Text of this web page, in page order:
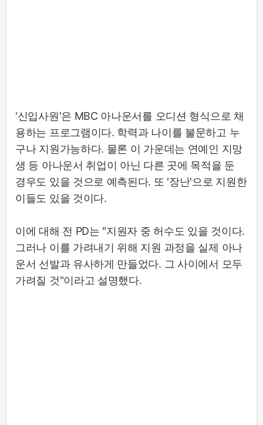
'신입사원'은 MBC 아나운서를 오디션 형식으로 채
용하는 프로그램이다. 학력과 나이를 불문하고 누
구나 지원가능하다. 물론 이 가운데는 연예인 지망
생 등 아나운서 취업이 아닌 다른 곳에 목적을 둔
경우도 있을 것으로 예측된다. 또 '장난'으로 지원한
이들도 있을 것이다.
이에 대해 전 PD는 "지원자 중 허수도 있을 것이다.
그러나 이를 가려내기 위해 지원 과정을 실제 아나
운서 선발과 유사하게 만들었다. 그 사이에서 모두
가려질 것"이라고 설명했다.